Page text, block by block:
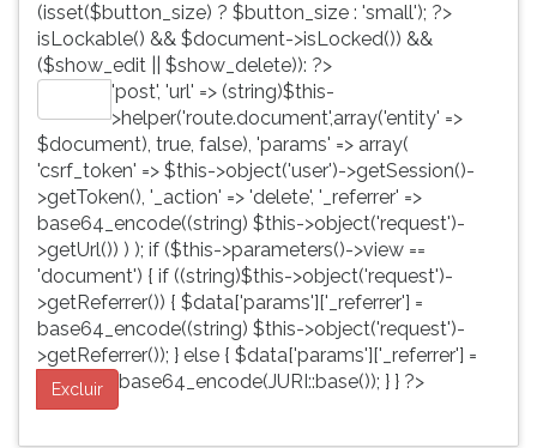
(isset($button_size) ? $button_size : 'small'); ?>
isLockable() && $document->isLocked()) &&
($show_edit || $show_delete)): ?>
'post', 'url' => (string)$this-
>helper('route.document',array('entity' =>
$document), true, false), 'params' => array(
'csrf_token' => $this->object('user')->getSession()-
>getToken(), '_action' => 'delete', '_referrer' =>
base64_encode((string) $this->object('request')-
>getUrl()) ) ); if ($this->parameters()->view ==
'document') { if ((string)$this->object('request')-
>getReferrer()) { $data['params']['_referrer'] =
base64_encode((string) $this->object('request')-
>getReferrer()); } else { $data['params']['_referrer'] =
base64_encode(JURI::base()); } } ?>
Excluir